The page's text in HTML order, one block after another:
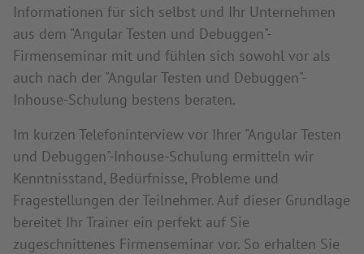
Informationen für sich selbst und Ihr Unternehmen
aus dem "Angular Testen und Debuggen"-
Firmenseminar mit und fühlen sich sowohl vor als
auch nach der "Angular Testen und Debuggen"-
Inhouse-Schulung bestens beraten.
Im kurzen Telefoninterview vor Ihrer "Angular Testen
und Debuggen"-Inhouse-Schulung ermitteln wir
Kenntnisstand, Bedürfnisse, Probleme und
Fragestellungen der Teilnehmer. Auf dieser Grundlage
bereitet Ihr Trainer ein perfekt auf Sie
zugeschnittenes Firmenseminar vor. So erhalten Sie